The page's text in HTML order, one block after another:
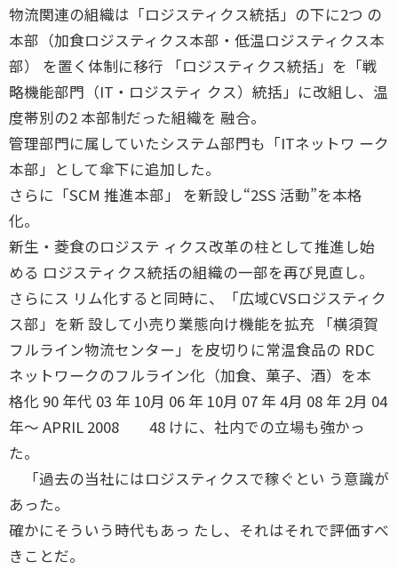
物流関連の組織は「ロジスティクス統括」の下に2つ の
本部（加食ロジスティクス本部・低温ロジスティクス本
部） を置く体制に移行 「ロジスティクス統括」を「戦
略機能部門（IT・ロジスティ クス）統括」に改組し、温
度帯別の2 本部制だった組織を 融合。
管理部門に属していたシステム部門も「ITネットワ ーク
本部」として傘下に追加した。
さらに「SCM 推進本部」 を新設し“2SS 活動”を本格
化。
新生・菱食のロジステ ィクス改革の柱として推進し始
める ロジスティクス統括の組織の一部を再び見直し。
さらにス リム化すると同時に、「広域CVSロジスティク
ス部」を新 設して小売り業態向け機能を拡充 「横須賀
フルライン物流センター」を皮切りに常温食品の RDC
ネットワークのフルライン化（加食、菓子、酒）を本
格化 90 年代 03 年 10月 06 年 10月 07 年 4月 08 年 2月 04
年〜 APRIL 2008 48 けに、社内での立場も強かっ
た。
「過去の当社にはロジスティクスで稼ぐとい う意識が
あった。
確かにそういう時代もあっ たし、それはそれで評価すべ
きことだ。